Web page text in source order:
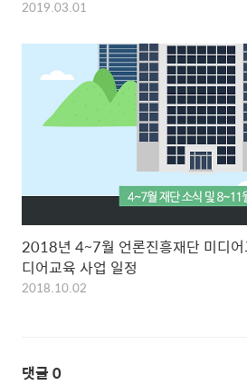
2019.03.01
2018년 4~7월 언론진흥재단 미디
디어교육 사업 일정
2018.10.02
댓글 0